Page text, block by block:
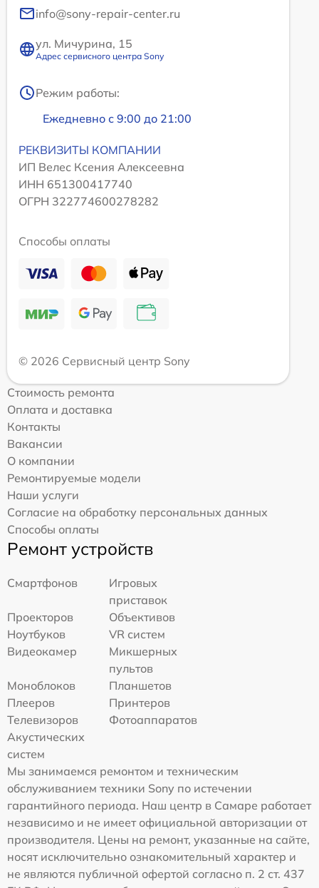
info@sony-repair-center.ru
ул. Мичурина, 15
Адрес сервисного центра Sony
Режим работы:
Ежедневно с 9:00 до 21:00
РЕКВИЗИТЫ КОМПАНИИ
ИП Велес Ксения Алексеевна
ИНН 651300417740
ОГРН 322774600278282
Способы оплаты
© 2026 Сервисный центр Sony
Стоимость ремонта
Оплата и доставка
Контакты
Вакансии
О компании
Ремонтируемые модели
Наши услуги
Согласие на обработку персональных данных
Способы оплаты
Ремонт устройств
Смартфонов
Игровых
приставок
Проекторов
Объективов
Ноутбуков
VR систем
Видеокамер
Микшерных
пультов
Моноблоков
Планшетов
Плееров
Принтеров
Телевизоров
Фотоаппаратов
Акустических
систем
Мы занимаемся ремонтом и техническим
обслуживанием техники Sony по истечении
гарантийного периода. Наш центр в Самаре работает
независимо и не имеет официальной авторизации от
производителя. Цены на ремонт, указанные на сайте,
носят исключительно ознакомительный характер и
не являются публичной офертой согласно п. 2 ст. 437